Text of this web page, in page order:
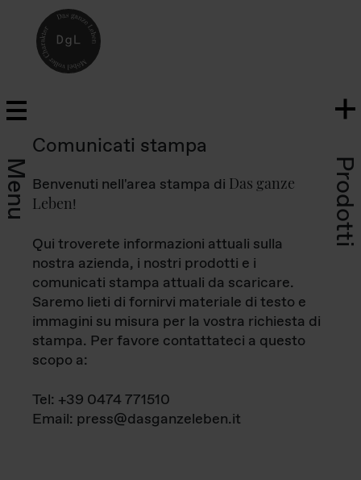
Menu Prodotti
Comunicati stampa
Benvenuti nell'area stampa di Das ganze
Leben!
Qui troverete informazioni attuali sulla
nostra azienda, i nostri prodotti e i
comunicati stampa attuali da scaricare.
Saremo lieti di fornirvi materiale di testo e
immagini su misura per la vostra richiesta di
stampa. Per favore contattateci a questo
scopo a:
Tel: +39 0474 771510
Email: press@dasganzeleben.it